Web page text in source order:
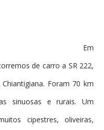
Em
de carro a SR 222,
Foram 70 km
sinuosas e rurais. Um
cipestres, oliveiras,